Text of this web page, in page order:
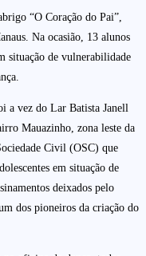
“O Coração do Pai”,
Na ocasião, 13 alunos
situação de vulnerabilidade
a vez do Lar Batista Janell
Mauazinho, zona leste da
Civil (OSC) que
em situação de
deixados pelo
dos pioneiros da criação do